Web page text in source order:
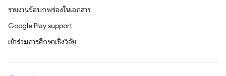
รายงานข้อบกพร่องในเอกสาร
Google Play support
เข้าร่วมการศึกษาเชิงวิจัย